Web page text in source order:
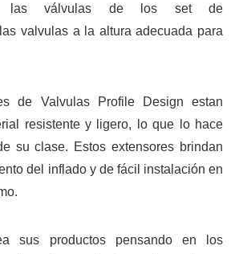
las válvulas de los set de
valvulas a la altura adecuada para
de Valvulas Profile Design estan
resistente y ligero, lo que lo hace
su clase. Estos extensores brindan
del inflado y de fácil instalación en
sus productos pensando en los